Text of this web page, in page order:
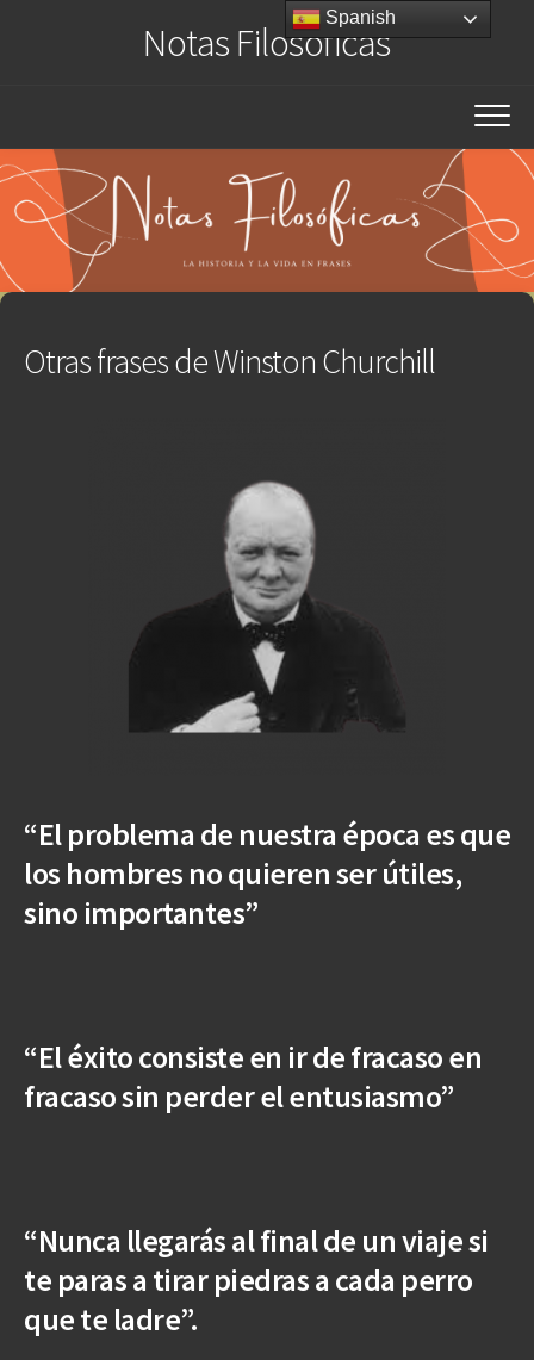
Notas Filosóficas
Otras frases de Winston Churchill
“El problema de nuestra época es que
los hombres no quieren ser útiles,
sino importantes”
“El éxito consiste en ir de fracaso en
fracaso sin perder el entusiasmo”
“Nunca llegarás al final de un viaje si
te paras a tirar piedras a cada perro
que te ladre”.
Spanish